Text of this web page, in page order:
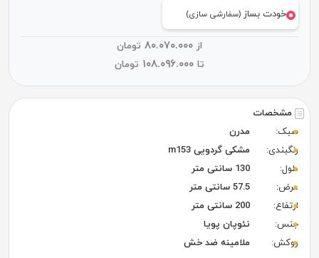
مشخصات
سبک:
مدرن
رنگبندی:
مشکی گردویی m153
طول:
130 سانتی متر
عرض:
57.5 سانتی متر
ارتفاع:
200 سانتی متر
جنس:
نئوپان پویا
روکش:
ملامینه ضد خش
خودت بساز(سفارشی سازی)
از
تومان
تا
تومان